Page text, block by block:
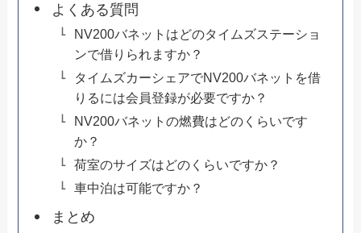
よくある質問
NV200バネットはどのタイムズステーショ
ンで借りられますか？
タイムズカーシェアでNV200バネットを借
りるには会員登録が必要ですか？
NV200バネットの燃費はどのくらいです
か？
荷室のサイズはどのくらいですか？
車中泊は可能ですか？
まとめ